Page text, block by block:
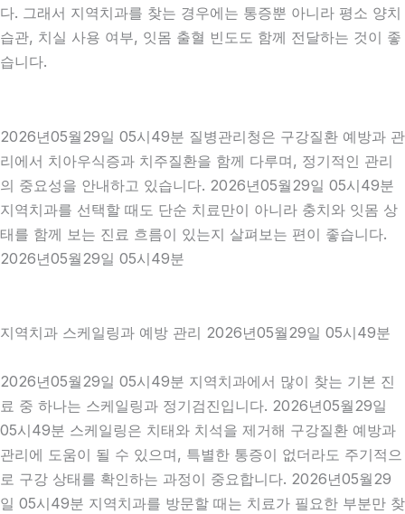
다. 그래서 지역치과를 찾는 경우에는 통증뿐 아니라 평소 양치
습관, 치실 사용 여부, 잇몸 출혈 빈도도 함께 전달하는 것이 좋
습니다.
2026년05월29일 05시49분 질병관리청은 구강질환 예방과 관
리에서 치아우식증과 치주질환을 함께 다루며, 정기적인 관리
의 중요성을 안내하고 있습니다. 2026년05월29일 05시49분
지역치과를 선택할 때도 단순 치료만이 아니라 충치와 잇몸 상
태를 함께 보는 진료 흐름이 있는지 살펴보는 편이 좋습니다.
2026년05월29일 05시49분
지역치과 스케일링과 예방 관리 2026년05월29일 05시49분
2026년05월29일 05시49분 지역치과에서 많이 찾는 기본 진
료 중 하나는 스케일링과 정기검진입니다. 2026년05월29일
05시49분 스케일링은 치태와 치석을 제거해 구강질환 예방과
관리에 도움이 될 수 있으며, 특별한 통증이 없더라도 주기적으
로 구강 상태를 확인하는 과정이 중요합니다. 2026년05월29
일 05시49분 지역치과를 방문할 때는 치료가 필요한 부분만 찾